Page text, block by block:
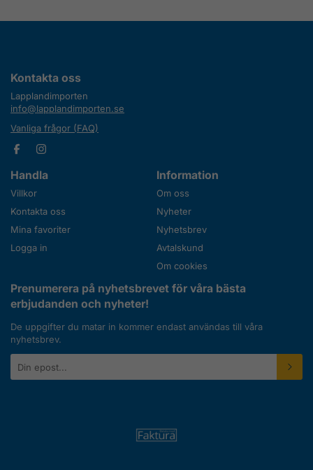
Kontakta oss
Lapplandimporten
info@lapplandimporten.se
Vanliga frågor (FAQ)
Handla
Villkor
Kontakta oss
Mina favoriter
Logga in
Information
Om oss
Nyheter
Nyhetsbrev
Avtalskund
Om cookies
Prenumerera på nyhetsbrevet för våra bästa
erbjudanden och nyheter!
De uppgifter du matar in kommer endast användas till våra
nyhetsbrev.
postadress